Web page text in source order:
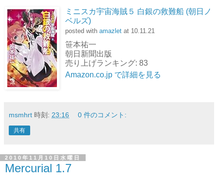
ミニスカ宇宙海賊５ 白銀の救難船 (朝日ノ
ベルズ)
posted with amazlet at 10.11.21
笹本祐一
朝日新聞出版
売り上げランキング: 83
Amazon.co.jp で詳細を見る
msmhrt 時刻: 23:16 0 件のコメント:
共有
2010年11月10日水曜日
Mercurial 1.7